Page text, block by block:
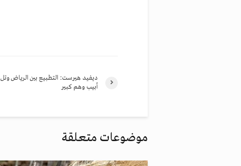
ديفيد هيرست: التطبيع بين الرياض وتل
أبيب وهم كبير
موضوعات متعلقة